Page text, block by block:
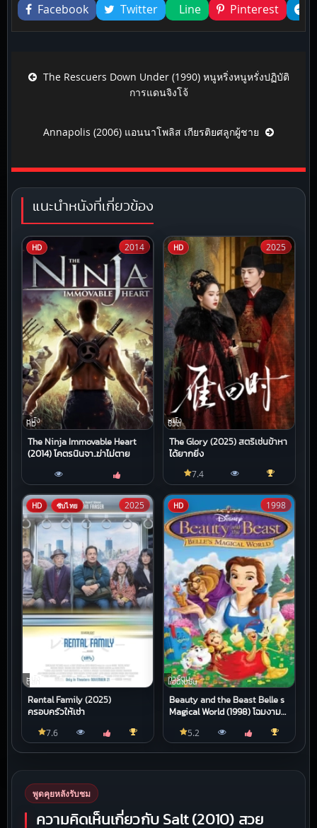
Facebook
Twitter Line Pinterest
Post navigation
The Rescuers Down Under (1990) หนูหริ่งหนูหรั่งปฏิบัติ
การแดนจิงโจ้
Annapolis (2006) แอนนาโพลิส เกียรติยศลูกผู้ชาย
แนะนำหนังที่เกี่ยวข้อง
HD
หนัง
HD
The Ninja Immovable Heart
(2014) โคตรนินจา..ฆ่าไม่ตาย
2014 HD
หนัง
ชีวิต
The Glory (2025) สตรีเช่นข้าหา
ได้ยากยิ่ง
2025
7.4
HD ซับไทย
หนัง
ตลก
Rental Family (2025)
ครอบครัวให้เช่า
2025
7.6
HD
การ์ตูน
แอนิเมชัน
Beauty and the Beast Belle s
Magical World (1998) โฉมงาม
ของโฉมงาม
1998
5.2
พูดคุยหลังรับชม
ความคิดเห็นเกี่ยวกับ Salt (2010) สวย